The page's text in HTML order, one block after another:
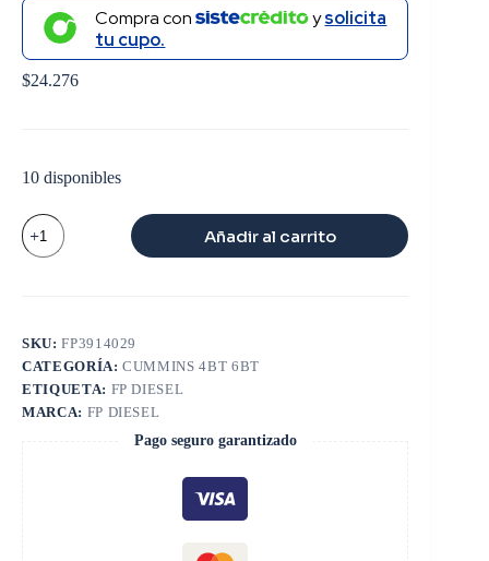
Compra con ysolicita
tu cupo.
$24.276
10 disponibles
EMPAQUE
MULTIPLE
ADMISION
Añadir al carrito
SKU:FP3914029
CATEGORÍA:CUMMINS 4BT 6BT
ETIQUETA: FP DIESEL
MARCA: FP DIESEL
Pago seguro garantizado